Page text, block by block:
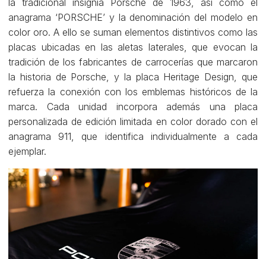
anagrama ‘PORSCHE’ y la denominación del modelo en
color oro. A ello se suman elementos distintivos como las
placas ubicadas en las aletas laterales, que evocan la
tradición de los fabricantes de carrocerías que marcaron
la historia de Porsche, y la placa Heritage Design, que
refuerza la conexión con los emblemas históricos de la
marca. Cada unidad incorpora además una placa
personalizada de edición limitada en color dorado con el
anagrama 911, que identifica individualmente a cada
ejemplar.